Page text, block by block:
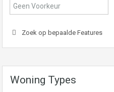
Zoek op bepaalde Features
Woning Types